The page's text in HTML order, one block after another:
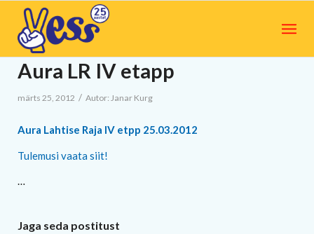
Aura LR IV etapp
märts 25, 2012 / Autor: Janar Kurg
Aura Lahtise Raja IV etpp 25.03.2012
Tulemusi vaata siit!
…
Jaga seda postitust